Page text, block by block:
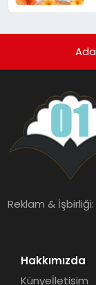
Reklam &
Hakkımızda
Künyeİletişim